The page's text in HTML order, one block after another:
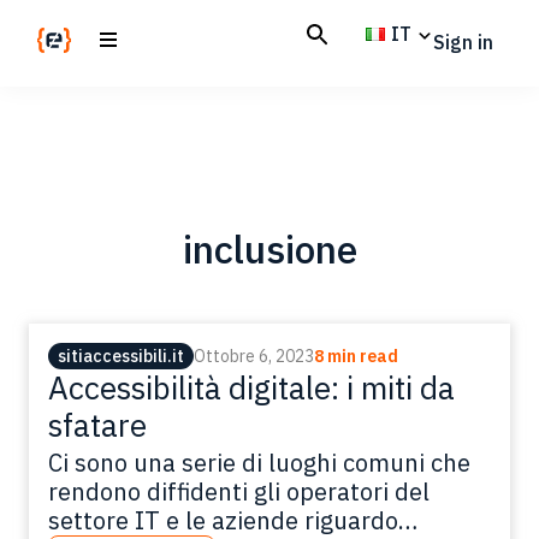
IT Sign in
inclusione
sitiaccessibili.it Ottobre 6, 20238 min read
Accessibilità digitale: i miti da
sfatare
Ci sono una serie di luoghi comuni che
rendono diffidenti gli operatori del
settore IT e le aziende riguardo